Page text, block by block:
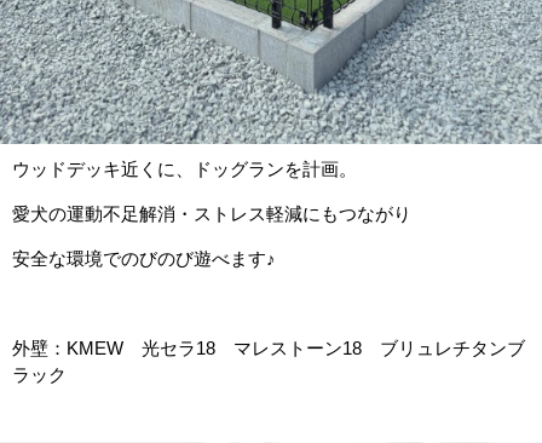
ウッドデッキ近くに、ドッグランを計画。
愛犬の運動不足解消・ストレス軽減にもつながり
安全な環境でのびのび遊べます♪
外壁：KMEW 光セラ18 マレストーン18 ブリュレチタンブ
ラック